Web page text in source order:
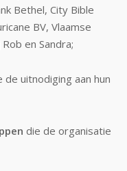
Bethel, City Bible
BV, Vlaamse
en Sandra;
uitnodiging aan hun
die de organisatie